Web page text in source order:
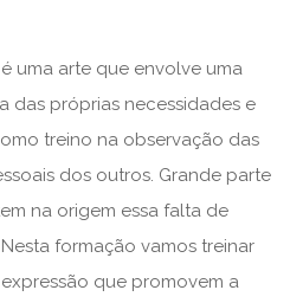
uma arte que envolve uma
das próprias necessidades e
treino na observação das
dos outros. Grande parte
na origem essa falta de
formação vamos treinar
que promovem a